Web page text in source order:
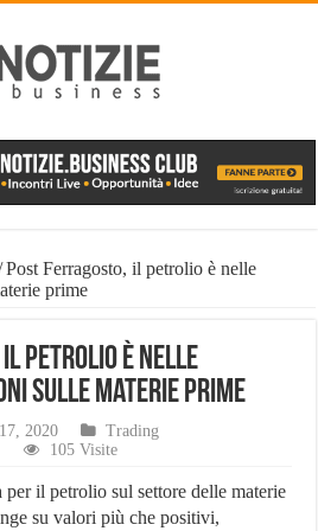
Post Ferragosto, il petrolio è nelle
prime
il petrolio è nelle
sulle materie prime
2020
Trading
105 Visite
per il petrolio sul settore delle materie
su valori più che positivi,